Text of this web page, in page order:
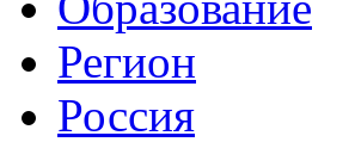
Регион
Россия